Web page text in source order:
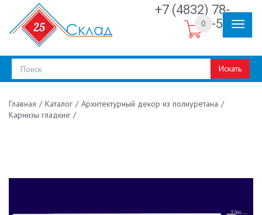
+7 (4832) 78-
30-50
Искать
0
Главная / Каталог / Архитектурный декор из полиуретана /
Карнизы гладкие /